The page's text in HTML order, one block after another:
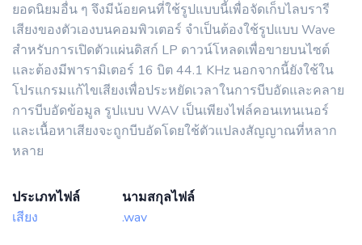
ยอดนิยมอื่น ๆ จึงมีน้อยคนที่ใช้รูปแบบนี้เพื่อจัดเก็บไลบรารี
เสียงของตัวเองบนคอมพิวเตอร์ จำเป็นต้องใช้รูปแบบ Wave
สำหรับการเปิดตัวแผ่นดิสก์ LP ดาวน์โหลดเพื่อขายบนไซต์
และต้องมีพารามิเตอร์ 16 บิต 44.1 KHz นอกจากนี้ยังใช้ใน
โปรแกรมแก้ไขเสียงเพื่อประหยัดเวลาในการบีบอัดและคลาย
การบีบอัดข้อมูล รูปแบบ WAV เป็นเพียงไฟล์คอนเทนเนอร์
และเนื้อหาเสียงจะถูกบีบอัดโดยใช้ตัวแปลงสัญญาณที่หลาก
หลาย
ประเภทไฟล์
เสียง
นามสกุลไฟล์
.wav